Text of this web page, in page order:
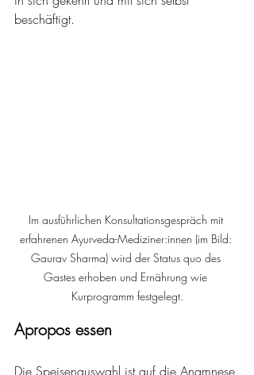
beschäftigt.
Im ausführlichen Konsultationsgespräch mit
erfahrenen Ayurveda-Mediziner:innen (im Bild:
Gaurav Sharma) wird der Status quo des
Gastes erhoben und Ernährung wie
Kurprogramm festgelegt.
Apropos essen
Die Speisenauswahl ist auf die Anamnese